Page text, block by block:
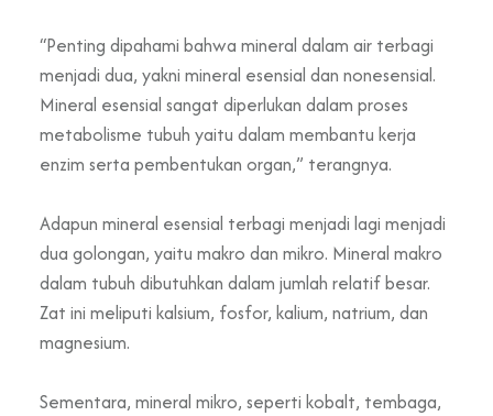
“Penting dipahami bahwa mineral dalam air terbagi
menjadi dua, yakni mineral esensial dan nonesensial.
Mineral esensial sangat diperlukan dalam proses
metabolisme tubuh yaitu dalam membantu kerja
enzim serta pembentukan organ,” terangnya.
Adapun mineral esensial terbagi menjadi lagi menjadi
dua golongan, yaitu makro dan mikro. Mineral makro
dalam tubuh dibutuhkan dalam jumlah relatif besar.
Zat ini meliputi kalsium, fosfor, kalium, natrium, dan
magnesium.
Sementara, mineral mikro, seperti kobalt, tembaga,